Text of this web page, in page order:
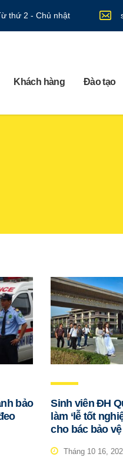
thứ 2 - Chủ nhật
Khách hàng Đào tạo
bảo
Sinh viên ĐH
làm ‘lễ tốt
cho bác bảo vệ
Tháng 10 16,